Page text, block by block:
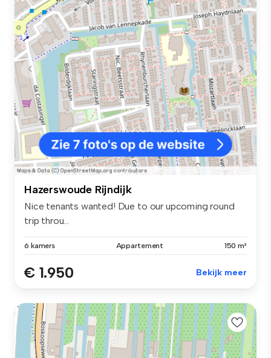
Hazerswoude Rijndijk
Nice tenants wanted! Due to our upcoming round
trip throu...
6 kamers Appartement 150 m²
€ 1.950 Bekijk meer